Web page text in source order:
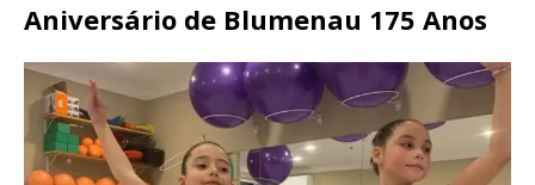
Aniversário de Blumenau 175 Anos